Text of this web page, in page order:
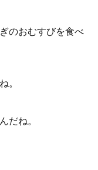
のおむすびを食べ
。
だね。